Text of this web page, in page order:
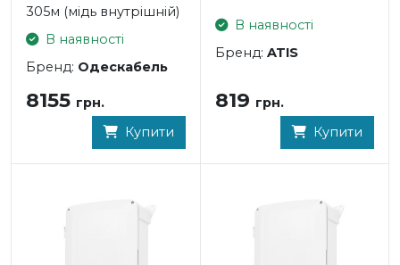
305м (мідь внутрішній)
В наявності
Бренд: Одескабель
8155 грн.
Купити
В наявності
Бренд: ATIS
819 грн.
Купити